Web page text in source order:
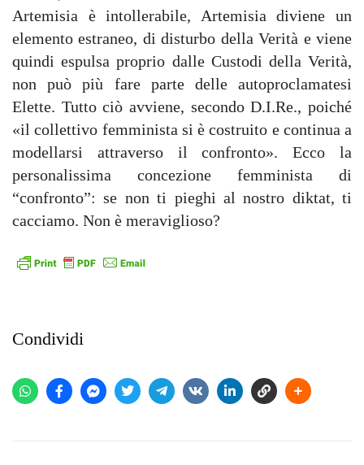
Artemisia è intollerabile, Artemisia diviene un
elemento estraneo, di disturbo della Verità e viene
quindi espulsa proprio dalle Custodi della Verità,
non può più fare parte delle autoproclamatesi
Elette. Tutto ciò avviene, secondo D.I.Re., poiché
«il collettivo femminista si è costruito e continua a
modellarsi attraverso il confronto». Ecco la
personalissima concezione femminista di
“confronto”: se non ti pieghi al nostro diktat, ti
cacciamo. Non è meraviglioso?
Condividi